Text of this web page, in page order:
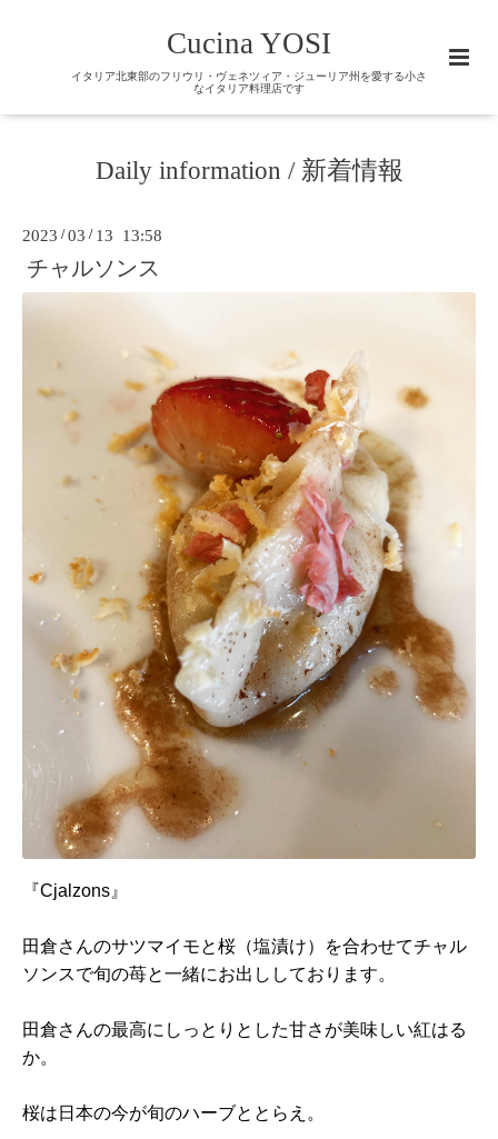
Cucina YOSI
イタリア北東部のフリウリ・ヴェネツィア・ジューリア州を愛する小さ
なイタリア料理店です
Daily information / 新着情報
2023 /03 / 13 13:58
チャルソンス
『Cjalzons』
田倉さんのサツマイモと桜（塩漬け）を合わせてチャル
ソンスで旬の苺と一緒にお出ししております。
田倉さんの最高にしっとりとした甘さが美味しい紅はる
か。
桜は日本の今が旬のハーブととらえ。